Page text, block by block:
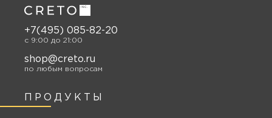
ПРОДУКТЫ
+7(495) 085-82-20
c 9:00 до 21:00
shop@creto.ru
по любым вопросам